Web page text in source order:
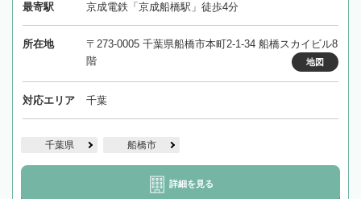
最寄駅 京成電鉄「京成船橋駅」徒歩4分
所在地
〒273-0005 千葉県船橋市本町2-1-34 船橋スカイビル8
階
地図
対応エリア 千葉
千葉県 船橋市
詳細を見る